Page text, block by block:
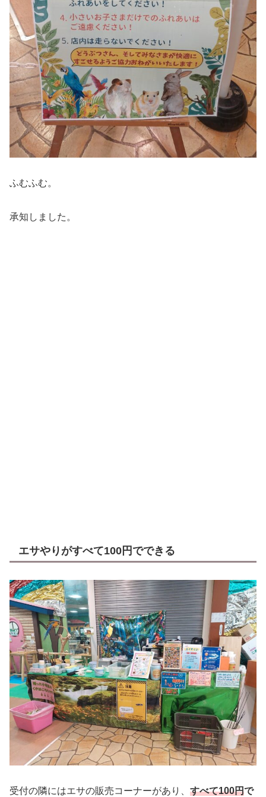
ふむふむ。
承知しました。
エサやりがすべて100円でできる
受付の隣にはエサの販売コーナーがあり、 すべて100円で